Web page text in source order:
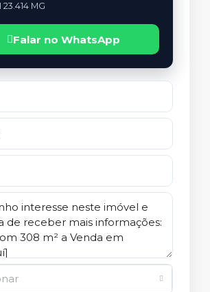
23.414 MG
Falar no WhatsApp